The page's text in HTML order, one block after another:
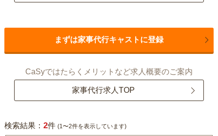
まずは家事代行キャストに登録
CaSyではたらくメリットなど求人概要のご案内
家事代行求人TOP
検索結果： 2件 (1〜2件を表示しています)